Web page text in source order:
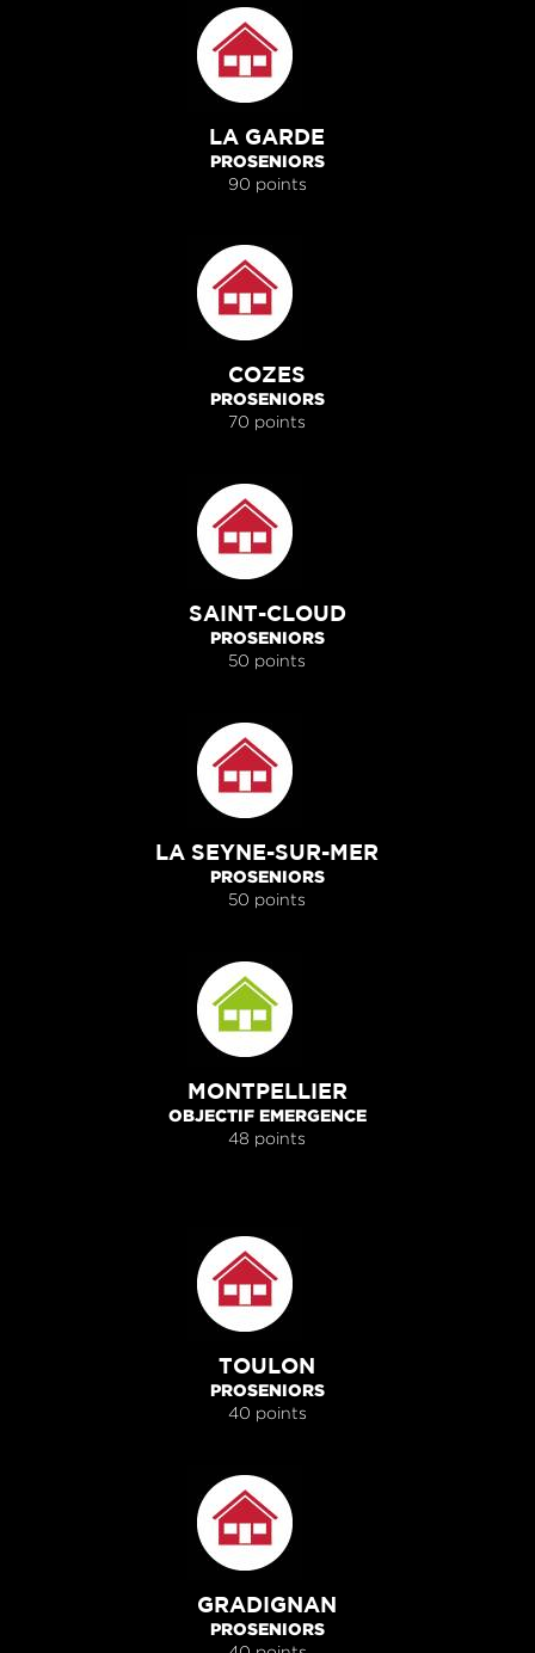
LA GARDE
PROSENIORS
90 points
COZES
PROSENIORS
70 points
SAINT-CLOUD
PROSENIORS
50 points
LA SEYNE-SUR-MER
PROSENIORS
50 points
MONTPELLIER
OBJECTIF EMERGENCE
48 points
TOULON
PROSENIORS
40 points
GRADIGNAN
PROSENIORS